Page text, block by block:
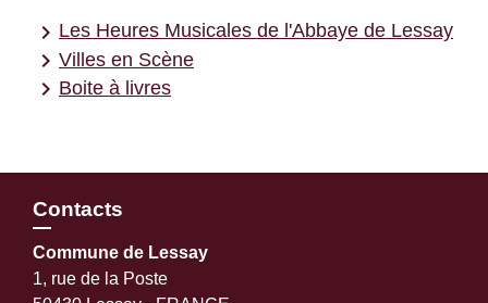
keyboard_arrow_right Les Heures Musicales de l'Abbaye de Lessay
keyboard_arrow_right Villes en Scène
keyboard_arrow_right Boite à livres
Contacts
Commune de Lessay
1, rue de la Poste